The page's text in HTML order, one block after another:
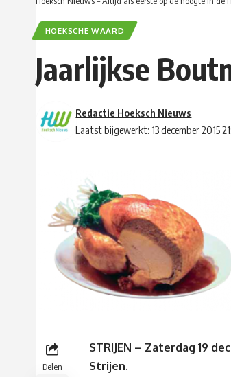
HOEKSCHE WAARD
Jaarlijkse
Laatst bijgewerkt: 13 december 2015
Redactie Hoeksch Nieuws
Delen
STRIJEN – Zaterdag 19
Strijen.